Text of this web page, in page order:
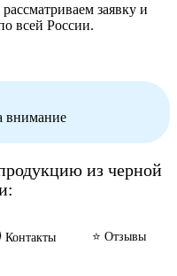
заявку и
всей России.
внимание
из черной
Контакты ⭐️ Отзывы